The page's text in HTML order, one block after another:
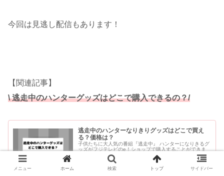
今回は見逃し配信もあります！
【関連記事】
\ 逃走中のハンターグッズはどこで購入できるの？/
逃走中のハンターなりきりグッズはどこで買え
る？価格は？
子供たちに大人気の番組『逃走中』 ハンターになりきるグ
ッズがフジテレビのe！ショップで購入することができま
す！ 逃走中のハンターグッズはどこで購入できる？ 逃走
中のハンターグッズはどこで購入できるの？ 逃走中のハン
kosodate-and.net 2021.12.20
メニュー ホーム 検索 トップ サイドバー